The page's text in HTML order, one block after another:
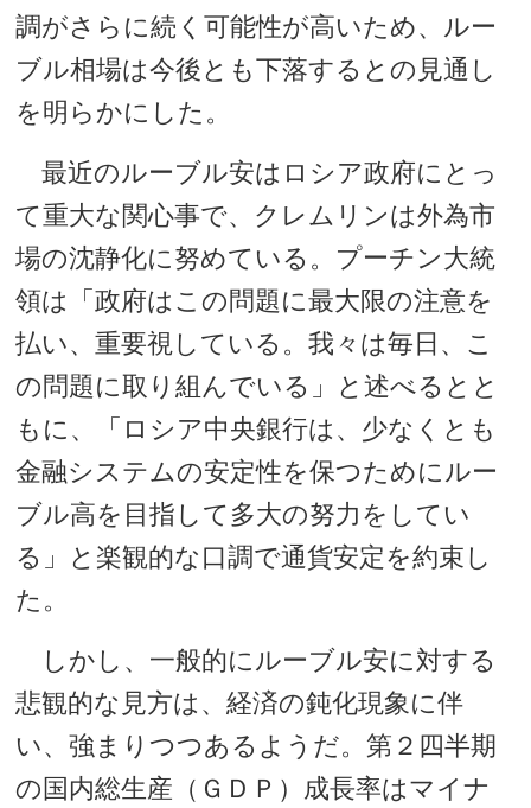
調がさらに続く可能性が高いため、ルー
ブル相場は今後とも下落するとの見通し
を明らかにした。
最近のルーブル安はロシア政府にとっ
て重大な関心事で、クレムリンは外為市
場の沈静化に努めている。プーチン大統
領は「政府はこの問題に最大限の注意を
払い、重要視している。我々は毎日、こ
の問題に取り組んでいる」と述べるとと
もに、「ロシア中央銀行は、少なくとも
金融システムの安定性を保つためにルー
ブル高を目指して多大の努力をしてい
る」と楽観的な口調で通貨安定を約束し
た。
しかし、一般的にルーブル安に対する
悲観的な見方は、経済の鈍化現象に伴
い、強まりつつあるようだ。第２四半期
の国内総生産（ＧＤＰ）成長率はマイナ